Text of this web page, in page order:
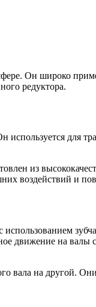
Он широко
редуктора.
используется для
из
воздействий и
движение на
вала на другой.